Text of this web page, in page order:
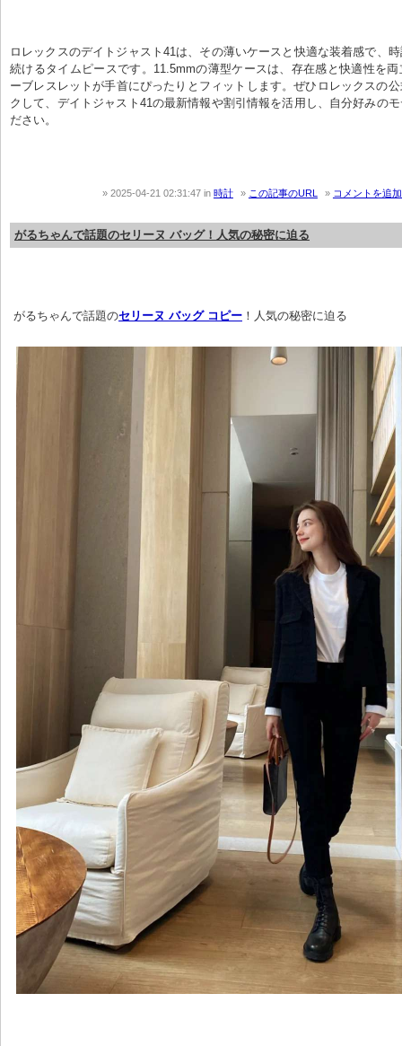
ロレックスのデイトジャスト41は、その薄いケースと快適な装着感で、
続けるタイムピースです。11.5mmの薄型ケースは、存在感と快適性を
ーブレスレットが手首にぴったりとフィットします。ぜひロレックスの
クして、デイトジャスト41の最新情報や割引情報を活用し、自分好みの
ださい。
2025-04-21 02:31:47 in 時計 この記事のURL コメントを追
がるちゃんで話題のセリーヌ バッグ！人気の秘密に迫る
がるちゃんで話題のセリーヌ バッグ コピー ！人気の秘密に迫る